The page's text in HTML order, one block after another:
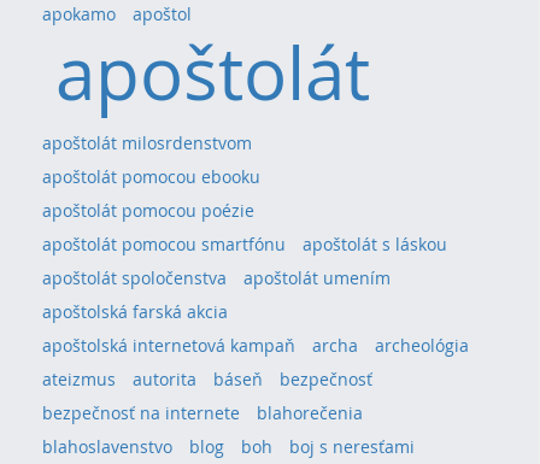
apokamo
apoštol
apoštolát
apoštolát milosrdenstvom
apoštolát pomocou ebooku
apoštolát pomocou poézie
apoštolát pomocou smartfónu
apoštolát s láskou
apoštolát spoločenstva
apoštolát umením
apoštolská farská akcia
apoštolská internetová kampaň
archa
archeológia
ateizmus
autorita báseň
bezpečnosť
bezpečnosť na internete
blahorečenia
blahoslavenstvo
blog boh boj s neresťami